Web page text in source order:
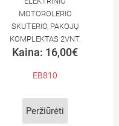
MOTOROLERIO
SKUTERIO, PAKOJŲ
KOMPLEKTAS 2VNT.
TINKA CITYCOCO.
Kaina: 16,00€
EB810
Peržiūrėti